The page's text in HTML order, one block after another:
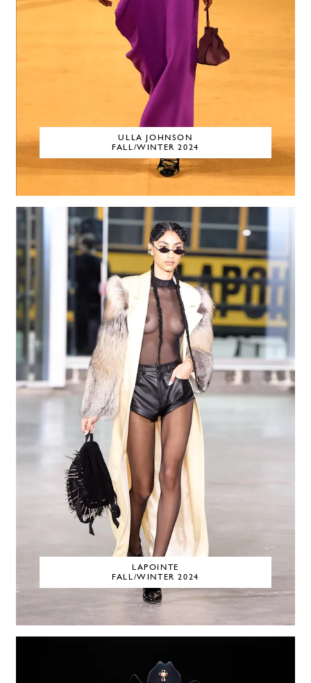
ULLA JOHNSON
FALL/WINTER 2024
LAPOINTE
FALL/WINTER 2024